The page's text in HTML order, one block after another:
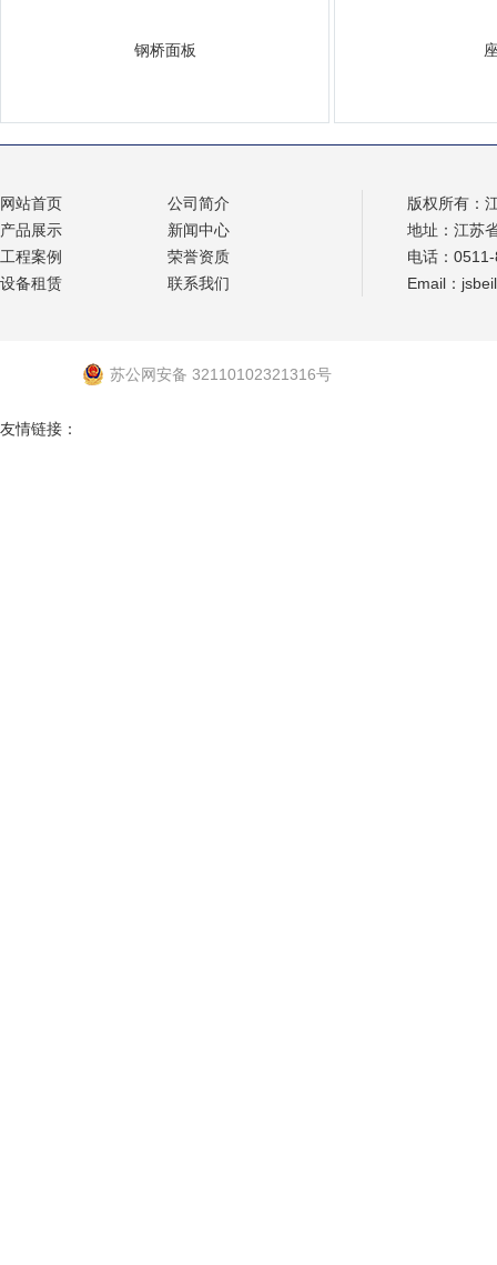
钢桥面板
网站首页
公司简介
产品展示
新闻中心
工程案例
荣誉资质
设备租赁
联系我们
版权所有：
地址：江苏
电话：
Email：
苏公网安备 32110102321316号
友情链接：